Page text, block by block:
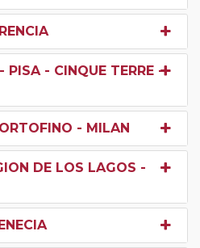
PISA - CINQUE TERRE -
- MILAN
DE LOS LAGOS -